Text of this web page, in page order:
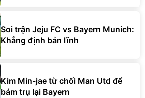
Soi trận Jeju FC vs Bayern Munich:
Khẳng định bản lĩnh
Kim Min-jae từ chối Man Utd để
bám trụ lại Bayern